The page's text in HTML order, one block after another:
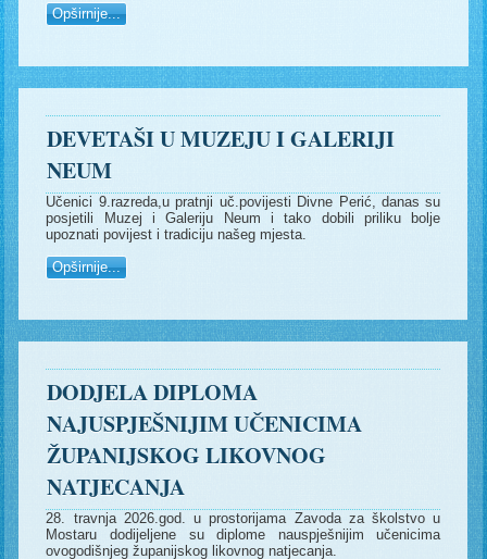
Opširnije...
DEVETAŠI U MUZEJU I GALERIJI
NEUM
Učenici 9.razreda,u pratnji uč.povijesti Divne Perić, danas su
posjetili Muzej i Galeriju Neum i tako dobili priliku bolje
upoznati povijest i tradiciju našeg mjesta.
Opširnije...
DODJELA DIPLOMA
NAJUSPJEŠNIJIM UČENICIMA
ŽUPANIJSKOG LIKOVNOG
NATJECANJA
28. travnja 2026.god. u prostorijama Zavoda za školstvo u
Mostaru dodijeljene su diplome nauspješnijim učenicima
ovogodišnjeg županijskog likovnog natjecanja.